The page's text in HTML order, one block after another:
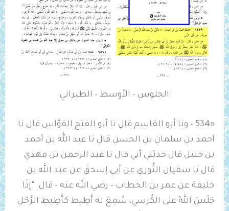
الجلوس – الأوسط – الطبراني
«534 – ونا أبو القاسم قال نا أبو الفتح القوَّاس قال نا
أحمد بن سلمان بن الحسن قال نا عبد الله بن أحمد
بن حنبل قال حدثني أبي قال نا عبد الرحمن بن مهدي
قال نا سفيان الثَّوري عن أبي إسحق عن عبد الله بن
خليفة عن عمر بن الخطاب – رضي الله عنه – قال: “إذَا
‌جَلَسَ اللهُ على الكُرسي، سُمِعَ له ‌أَطِيط ‌كأَطِيطِ الرَّحْل